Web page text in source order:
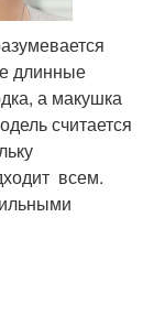
длинные
а макушка
считается
всем.